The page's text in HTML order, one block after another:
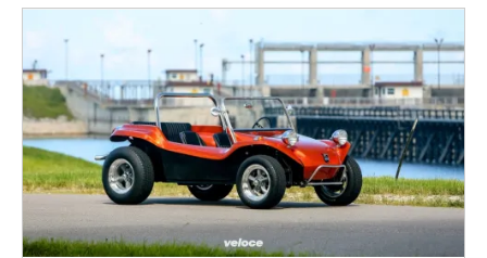
#LANCIA STRATOS REPLICA
#LANCIA STRATOS RM SOTHEBY'S
#LB SPECIALIST CARS
#REPLICA
#STRATOS